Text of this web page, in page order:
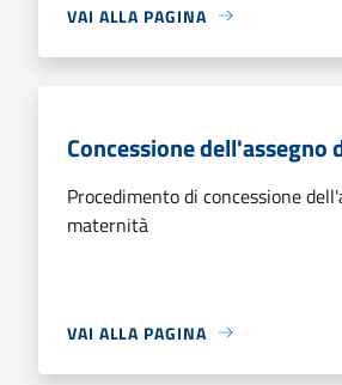
VAI ALLA PAGINA
Concessione dell'assegno
Procedimento di concessione
maternità
VAI ALLA PAGINA